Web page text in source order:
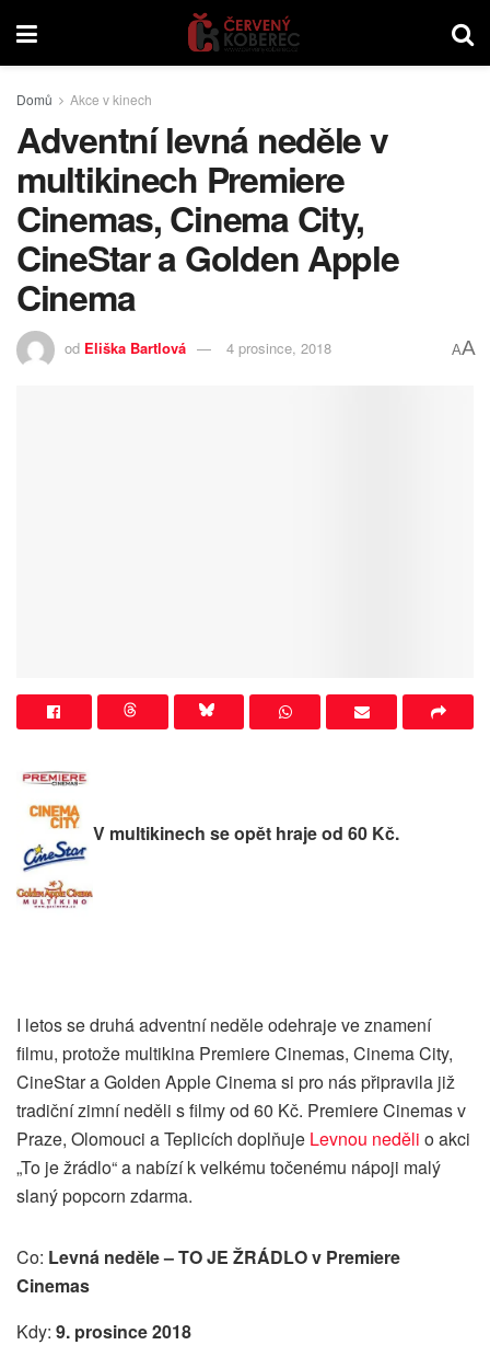
Domů Akce v kinech
Adventní levná neděle v
multikinech Premiere
Cinemas, Cinema City,
CineStar a Golden Apple
Cinema
od Eliška Bartlová 4 prosince, 2018 AA
V multikinech se opět hraje od 60 Kč.
I letos se druhá adventní neděle odehraje ve znamení
filmu, protože multikina Premiere Cinemas, Cinema City,
CineStar a Golden Apple Cinema si pro nás připravila již
tradiční zimní neděli s filmy od 60 Kč. Premiere Cinemas v
Praze, Olomouci a Teplicích doplňuje Levnou neděli o akci
„To je žrádlo“ a nabízí k velkému točenému nápoji malý
slaný popcorn zdarma.
Co: Levná neděle –TO JE ŽRÁDLO v Premiere
Cinemas
Kdy: 9. prosince 2018